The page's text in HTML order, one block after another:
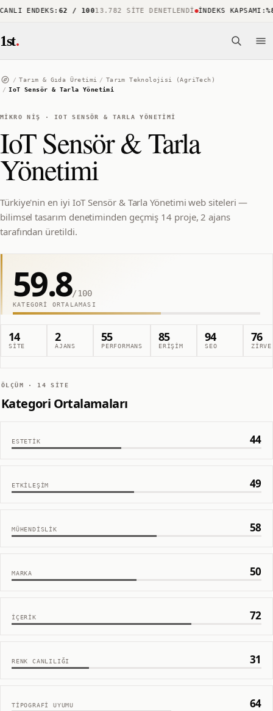
ENDEKS:62 / 10013.782 SITE DENETLENDI İNDEKS KAPSAMI:%88
1st.
/ Tarım & Gıda Üretimi / Tarım Teknolojisi (AgriTech)
/ IoT Sensör & Tarla Yönetimi
MIKRO NIŞ · IOT SENSÖR & TARLA YÖNETIMI
IoT Sensör & Tarla
Yönetimi
Türkiye'nin en iyi IoT Sensör & Tarla Yönetimi web siteleri —
bilimsel tasarım denetiminden geçmiş 14 proje, 2 ajans
tarafından üretildi.
59.8/100
KATEGORI ORTALAMASI
14
SITE
2
AJANS
55
PERFORMANS
85
ERIŞIM
94
SEO
76
ZIRVE
ÖLÇÜM · 14 SITE
Kategori Ortalamaları
ESTETIK 44
ETKILEŞIM 49
MÜHENDISLIK 58
MARKA 50
İÇERIK 72
RENK CANLILIĞI 31
TIPOGRAFI UYUMU 64